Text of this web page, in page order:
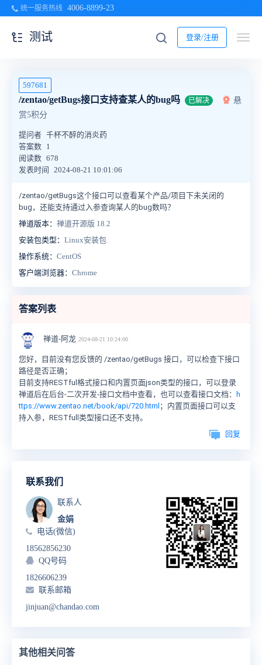
统一服务热线 4006-8899-23
登录/注册
测试
597681
/zentao/getBugs接口支持查某人的bug吗 已解决
悬
赏5积分
提问者 千杯不醉的消炎药
答案数 1
阅读数 678
发表时间
2024-08-21 10:01:06
/zentao/getBugs这个接口可以查看某个产品/项目下未关闭的
bug，还能支持通过入参查询某人的bug数吗？
禅道版本： 禅道开源版 18.2
安装包类型： Linux安装包
操作系统： CentOS
客户端浏览器： Chrome
答案列表
禅道-阿龙 2024-08-21 10:24:00
您好，目前没有您反馈的 /zentao/getBugs 接口，可以检查下接口
路径是否正确；
目前支持RESTful格式接口和内置页面json类型的接口，可以登录
禅道后在后台-二次开发-接口文档中查看，也可以查看接口文档：
h
ttps://www.zentao.net/book/api/720.html ；内置页面接口可以支
持入参，RESTfull类型接口还不支持。
回复
联系我们
联系人
金娟
电话(微信)
18562856230
QQ号码
1826606239
联系邮箱
jinjuan@chandao.com
其他相关问答